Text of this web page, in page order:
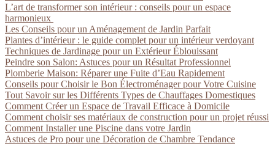
L’art de transformer son intérieur : conseils pour un espace
harmonieux
Les Conseils pour un Aménagement de Jardin Parfait
Plantes d’intérieur : le guide complet pour un intérieur verdoyant
Techniques de Jardinage pour un Extérieur Éblouissant
Peindre son Salon: Astuces pour un Résultat Professionnel
Plomberie Maison: Réparer une Fuite d’Eau Rapidement
Conseils pour Choisir le Bon Électroménager pour Votre Cuisine
Tout Savoir sur les Différents Types de Chauffages Domestiques
Comment Créer un Espace de Travail Efficace à Domicile
Comment choisir ses matériaux de construction pour un projet réussi
Comment Installer une Piscine dans votre Jardin
Astuces de Pro pour une Décoration de Chambre Tendance